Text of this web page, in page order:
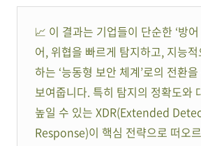
📈 이 결과는 기업들이 단순한 ‘방
어, 위협을 빠르게 탐지하고, 지능
하는 ‘능동형 보안 체계’로의 전환
보여줍니다. 특히 탐지의 정확도와
높일 수 있는 XDR(Extended
Response)이 핵심 전략으로 떠오